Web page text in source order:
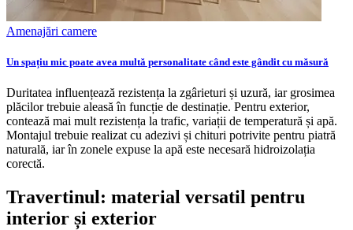
Amenajări camere
Un spațiu mic poate avea multă personalitate când este gândit cu măsură
Duritatea influențează rezistența la zgârieturi și uzură, iar grosimea
plăcilor trebuie aleasă în funcție de destinație. Pentru exterior,
contează mai mult rezistența la trafic, variații de temperatură și apă.
Montajul trebuie realizat cu adezivi și chituri potrivite pentru piatră
naturală, iar în zonele expuse la apă este necesară hidroizolația
corectă.
Travertinul: material versatil pentru
interior și exterior